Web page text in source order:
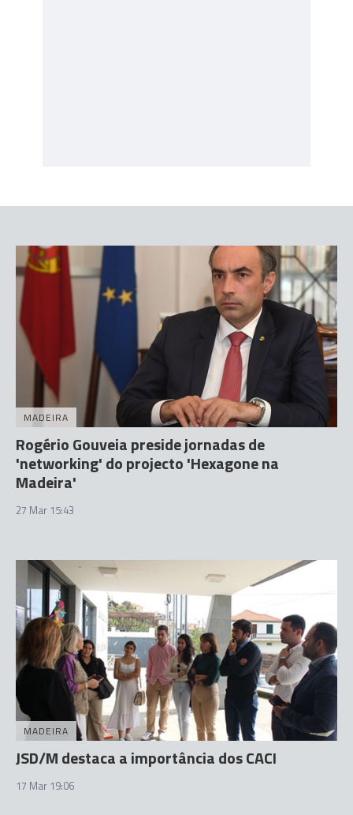
MADEIRA
Rogério Gouveia preside jornadas de
'networking' do projecto 'Hexagone na
Madeira'
27 Mar 15:43
MADEIRA
JSD/M destaca a importância dos CACI
17 Mar 19:06